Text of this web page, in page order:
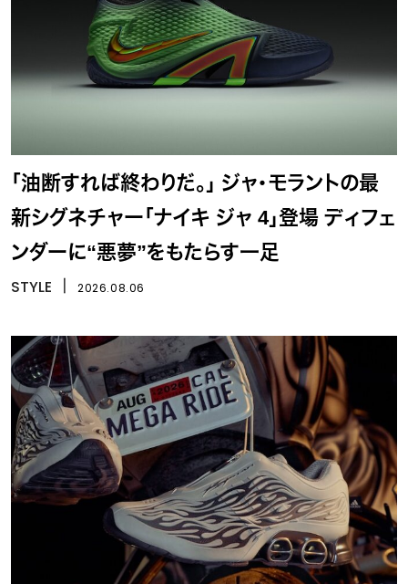
「油断すれば終わりだ。」 ジャ・モラントの最
新シグネチャー「ナイキ ジャ 4」登場 ディフェ
ンダーに“悪夢”をもたらす一足
STYLE 2026.08.06